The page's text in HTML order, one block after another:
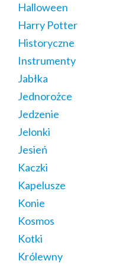
Halloween
Harry Potter
Historyczne
Instrumenty
Jabłka
Jednorożce
Jedzenie
Jelonki
Jesień
Kaczki
Kapelusze
Konie
Kosmos
Kotki
Królewny